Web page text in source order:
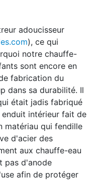
adoucisseur
), ce qui
notre chauffe-
sont encore en
fabrication du
dans sa durabilité. Il
était jadis fabriqué
enduit intérieur fait de
matériau qui fendille
d'acier des
aux chauffe-eau
pas d'anode
afin de protéger